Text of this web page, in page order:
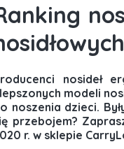
nosideł
modeli
noszenia dzieci.
przebojem?
r. w sklepie